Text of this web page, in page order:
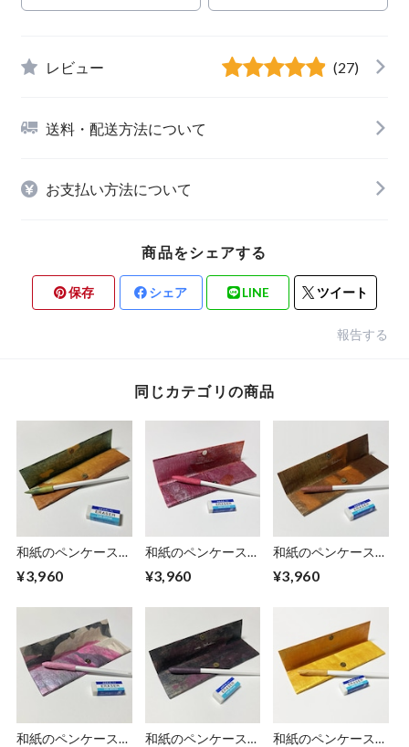
レビュー (27)
送料・配送方法について
お支払い方法について
商品をシェアする
保存 シェア LINE ツイート
報告する
同じカテゴリの商品
和紙のペンケース
¥3,960
和紙のペンケース
¥3,960
和紙のペンケース
¥3,960
和紙のペンケース
和紙のペンケース
和紙のペンケース